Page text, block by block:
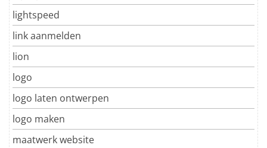
lightspeed
link aanmelden
lion
logo
logo laten ontwerpen
logo maken
maatwerk website